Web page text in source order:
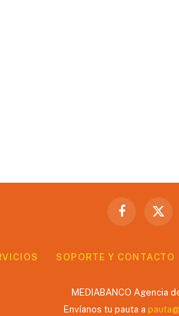
Facebook
X
SOPORTE Y CONTACTO
MEDIABANCO Agencia
Envíanos tu pauta a